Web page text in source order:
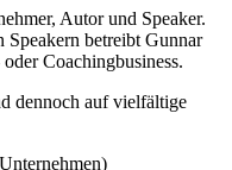
Autor und Speaker.
Speakern betreibt Gunnar
Coachingbusiness.
dennoch auf vielfältige